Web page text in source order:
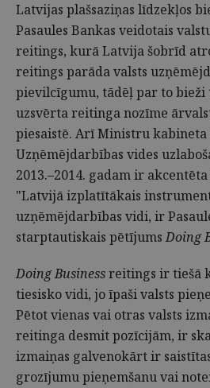
Latvijas plašsaziņas līdzekļos
Pasaules Bankas veidotais
reitings, kurā Latvija šobrīd
reitings parāda valsts
pievilcīgumu, tādēļ par to
uzsvērta reitinga nozīme
piesaistē. Arī Ministru
Uzņēmējdarbības vides
2013.–2014. gadam ir
"Latvijā izplatītākais
uzņēmējdarbības vidi, ir
starptautiskais pētījumsDoing
Doing Businessreitings ir tiešā
tiesisko vidi, jo īpaši valsts
Pētot vienas vai otras valsts
reitinga desmit pozīcijām, ir
izmaiņas galvenokārt ir
grozījumu pieņemšanu vai